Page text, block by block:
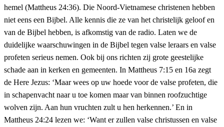
hemel (Mattheus 24:36). Die Noord-Vietnamese christenen hebben
niet eens een Bijbel. Alle kennis die ze van het christelijk geloof en
van de Bijbel hebben, is afkomstig van de radio. Laten we de
duidelijke waarschuwingen in de Bijbel tegen valse leraars en valse
profeten serieus nemen. Ook bij ons richten zij grote geestelijke
schade aan in kerken en gemeenten. In Mattheus 7:15 en 16a zegt
de Here Jezus: ‘Maar wees op uw hoede voor de valse profeten, die
in schapenvacht naar u toe komen maar van binnen roofzuchtige
wolven zijn. Aan hun vruchten zult u hen herkennen.’ En in
Mattheus 24:24 lezen we: ‘Want er zullen valse christussen en valse